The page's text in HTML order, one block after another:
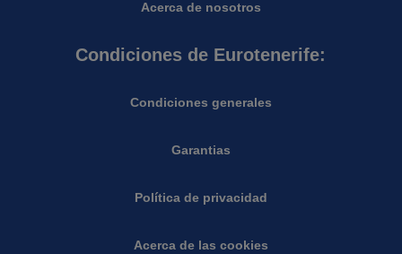
Acerca de nosotros
Condiciones de Eurotenerife:
Condiciones generales
Garantias
Política de privacidad
Acerca de las cookies